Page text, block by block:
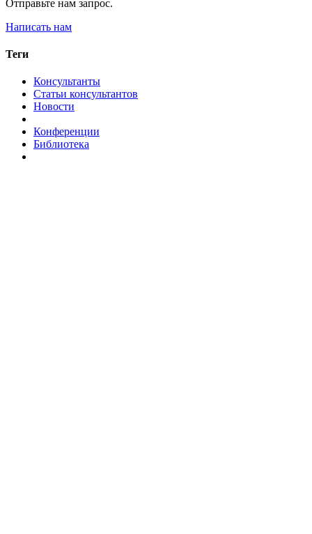
Отправьте нам запрос.
Написать нам
Теги
Консультанты
Статьи консультантов
Новости
Конференции
Библиотека